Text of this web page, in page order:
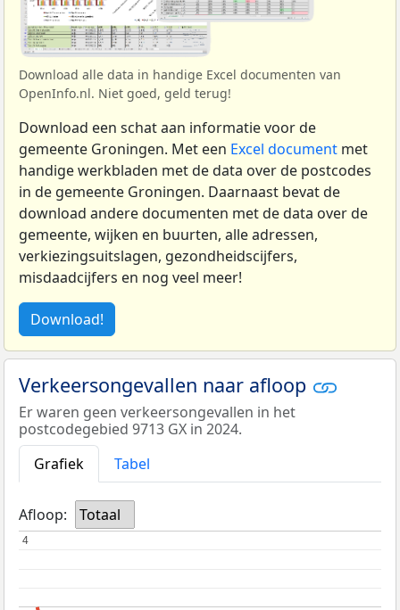
Download alle data in handige Excel documenten van
OpenInfo.nl. Niet goed, geld terug!
Download een schat aan informatie voor de
gemeente Groningen. Met een Excel document met
handige werkbladen met de data over de postcodes
in de gemeente Groningen. Daarnaast bevat de
download andere documenten met de data over de
gemeente, wijken en buurten, alle adressen,
verkiezingsuitslagen, gezondheidscijfers,
misdaadcijfers en nog veel meer!
Download!
Verkeersongevallen naar afloop
Er waren geen verkeersongevallen in het
postcodegebied 9713 GX in 2024.
Grafiek
Tabel
Afloop: Totaal
4
4